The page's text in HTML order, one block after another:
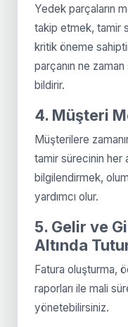
Yedek parçaların
takip etmek, tamir
kritik öneme
parçanın ne
bildirir.
4. Müşteri
Müşterilere
tamir sürecinin her
bilgilendirmek,
yardımcı olur.
5. Gelir ve
Altında
Fatura oluşturma,
raporları ile mali
yönetebilirsiniz.